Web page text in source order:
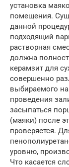
установка
помещения.
данной
подходящий
растворная
должна
керамзит для
совершенно
выбираемого
проведения
засыпаться
(маяки) после
проверяется.
уровню,
Что касается